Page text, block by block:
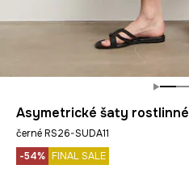
Asymetrické šaty rostlinné
černé RS26-SUDA11
-54% FINAL SALE